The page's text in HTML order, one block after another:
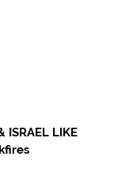
ISRAEL LIKE